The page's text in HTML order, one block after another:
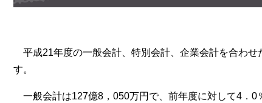
平成21年度の一般会計、特別会計、企業会計を合わせ
す。
一般会計は127億8，050万円で、前年度に対して4．0